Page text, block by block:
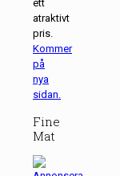
ett
atraktivt
pris.
Kommer
på
nya
sidan.
Fine
Mat